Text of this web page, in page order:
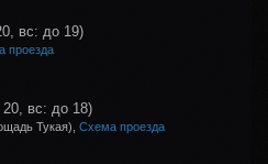
вс: до 19)
проезда
вс: до 18)
Тукая), Схема проезда